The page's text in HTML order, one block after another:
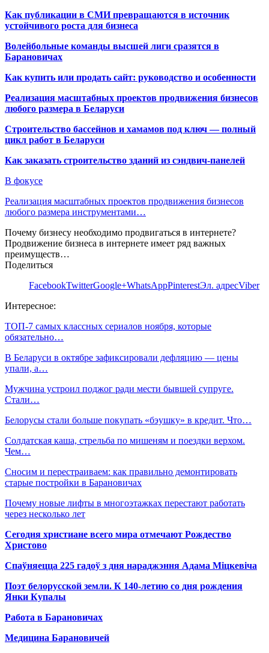
Как публикации в СМИ превращаются в источник
устойчивого роста для бизнеса
Волейбольные команды высшей лиги сразятся в
Барановичах
Как купить или продать сайт: руководство и особенности
Реализация масштабных проектов продвижения бизнесов
любого размера в Беларуси
Строительство бассейнов и хамамов под ключ — полный
цикл работ в Беларуси
Как заказать строительство зданий из сэндвич-панелей
В фокусе
Реализация масштабных проектов продвижения бизнесов
любого размера инструментами…
Почему бизнесу необходимо продвигаться в интернете?
Продвижение бизнеса в интернете имеет ряд важных
преимуществ…
Поделиться
FacebookTwitterGoogle+WhatsAppPinterestЭл. адресViber
Интересное:
ТОП-7 самых классных сериалов ноября, которые
обязательно…
В Беларуси в октябре зафиксировали дефляцию — цены
упали, а…
Мужчина устроил поджог ради мести бывшей супруге.
Стали…
Белорусы стали больше покупать «бэушку» в кредит. Что…
Солдатская каша, стрельба по мишеням и поездки верхом.
Чем…
Сносим и перестраиваем: как правильно демонтировать
старые постройки в Барановичах
Почему новые лифты в многоэтажках перестают работать
через несколько лет
Сегодня христиане всего мира отмечают Рождество
Христово
Спаўняецца 225 гадоў з дня нараджэння Адама Міцкевіча
Поэт белорусской земли. К 140-летию со дня рождения
Янки Купалы
Работа в Барановичах
Медицина Барановичей